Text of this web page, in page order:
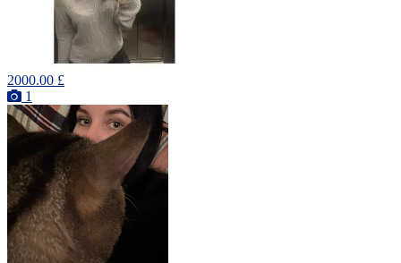
2000.00 £
1